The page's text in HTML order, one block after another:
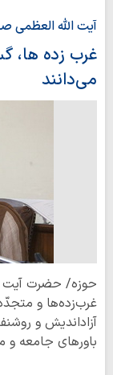
آیت الله العظمی
غرب زده ها،
می‌دانند
حوزه/ حضرت آیت
غرب‌زده‌ها و
آزادانديش و
باورهاى جامعه و